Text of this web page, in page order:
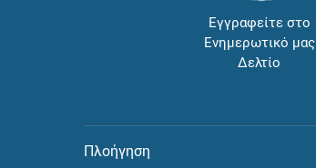
Εγγραφείτε στο
Ενημερωτικό μας
Δελτίο
Πλοήγηση